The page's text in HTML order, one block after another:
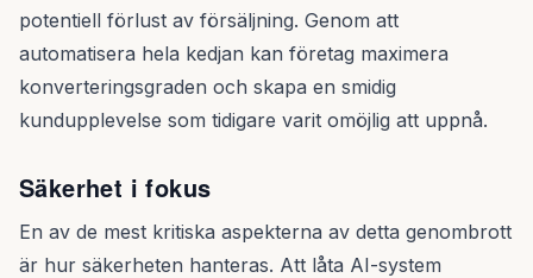
potentiell förlust av försäljning. Genom att
automatisera hela kedjan kan företag maximera
konverteringsgraden och skapa en smidig
kundupplevelse som tidigare varit omöjlig att uppnå.
Säkerhet i fokus
En av de mest kritiska aspekterna av detta genombrott
är hur säkerheten hanteras. Att låta AI-system